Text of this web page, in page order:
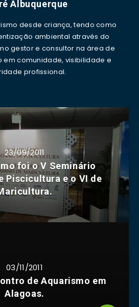
Albuquerque
desde criança, tendo como
ambiental através do
gestor e consultor na área de
em comunidade, visibilidade e
profissional.
23/09/2011
foi o V Seminário
Piscicultura e o VI de
03/11/2011
de Aquarismo em
Alagoas.